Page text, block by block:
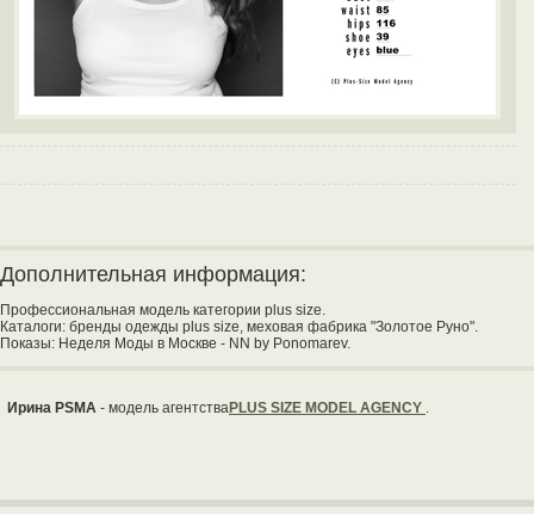
Дополнительная информация:
Профессиональная модель категории plus size.
Каталоги: бренды одежды plus size, меховая фабрика "Золотое Руно".
Показы: Неделя Моды в Москве - NN by Ponomarev.
Ирина PSMA - модель агентстваPLUS SIZE MODEL AGENCY .